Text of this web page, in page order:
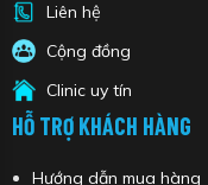
Liên hệ
Cộng đồng
Clinic uy tín
HỖ TRỢ KHÁCH HÀNG
Hướng dẫn mua hàng